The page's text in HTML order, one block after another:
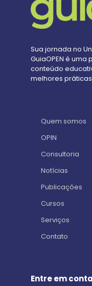
Sua jornada no
GuiaOPEN é
conteúdo
melhores
Quem somos
OPIN
Consultoria
Notícias
Publicações
Cursos
Serviços
Contato
Entre em